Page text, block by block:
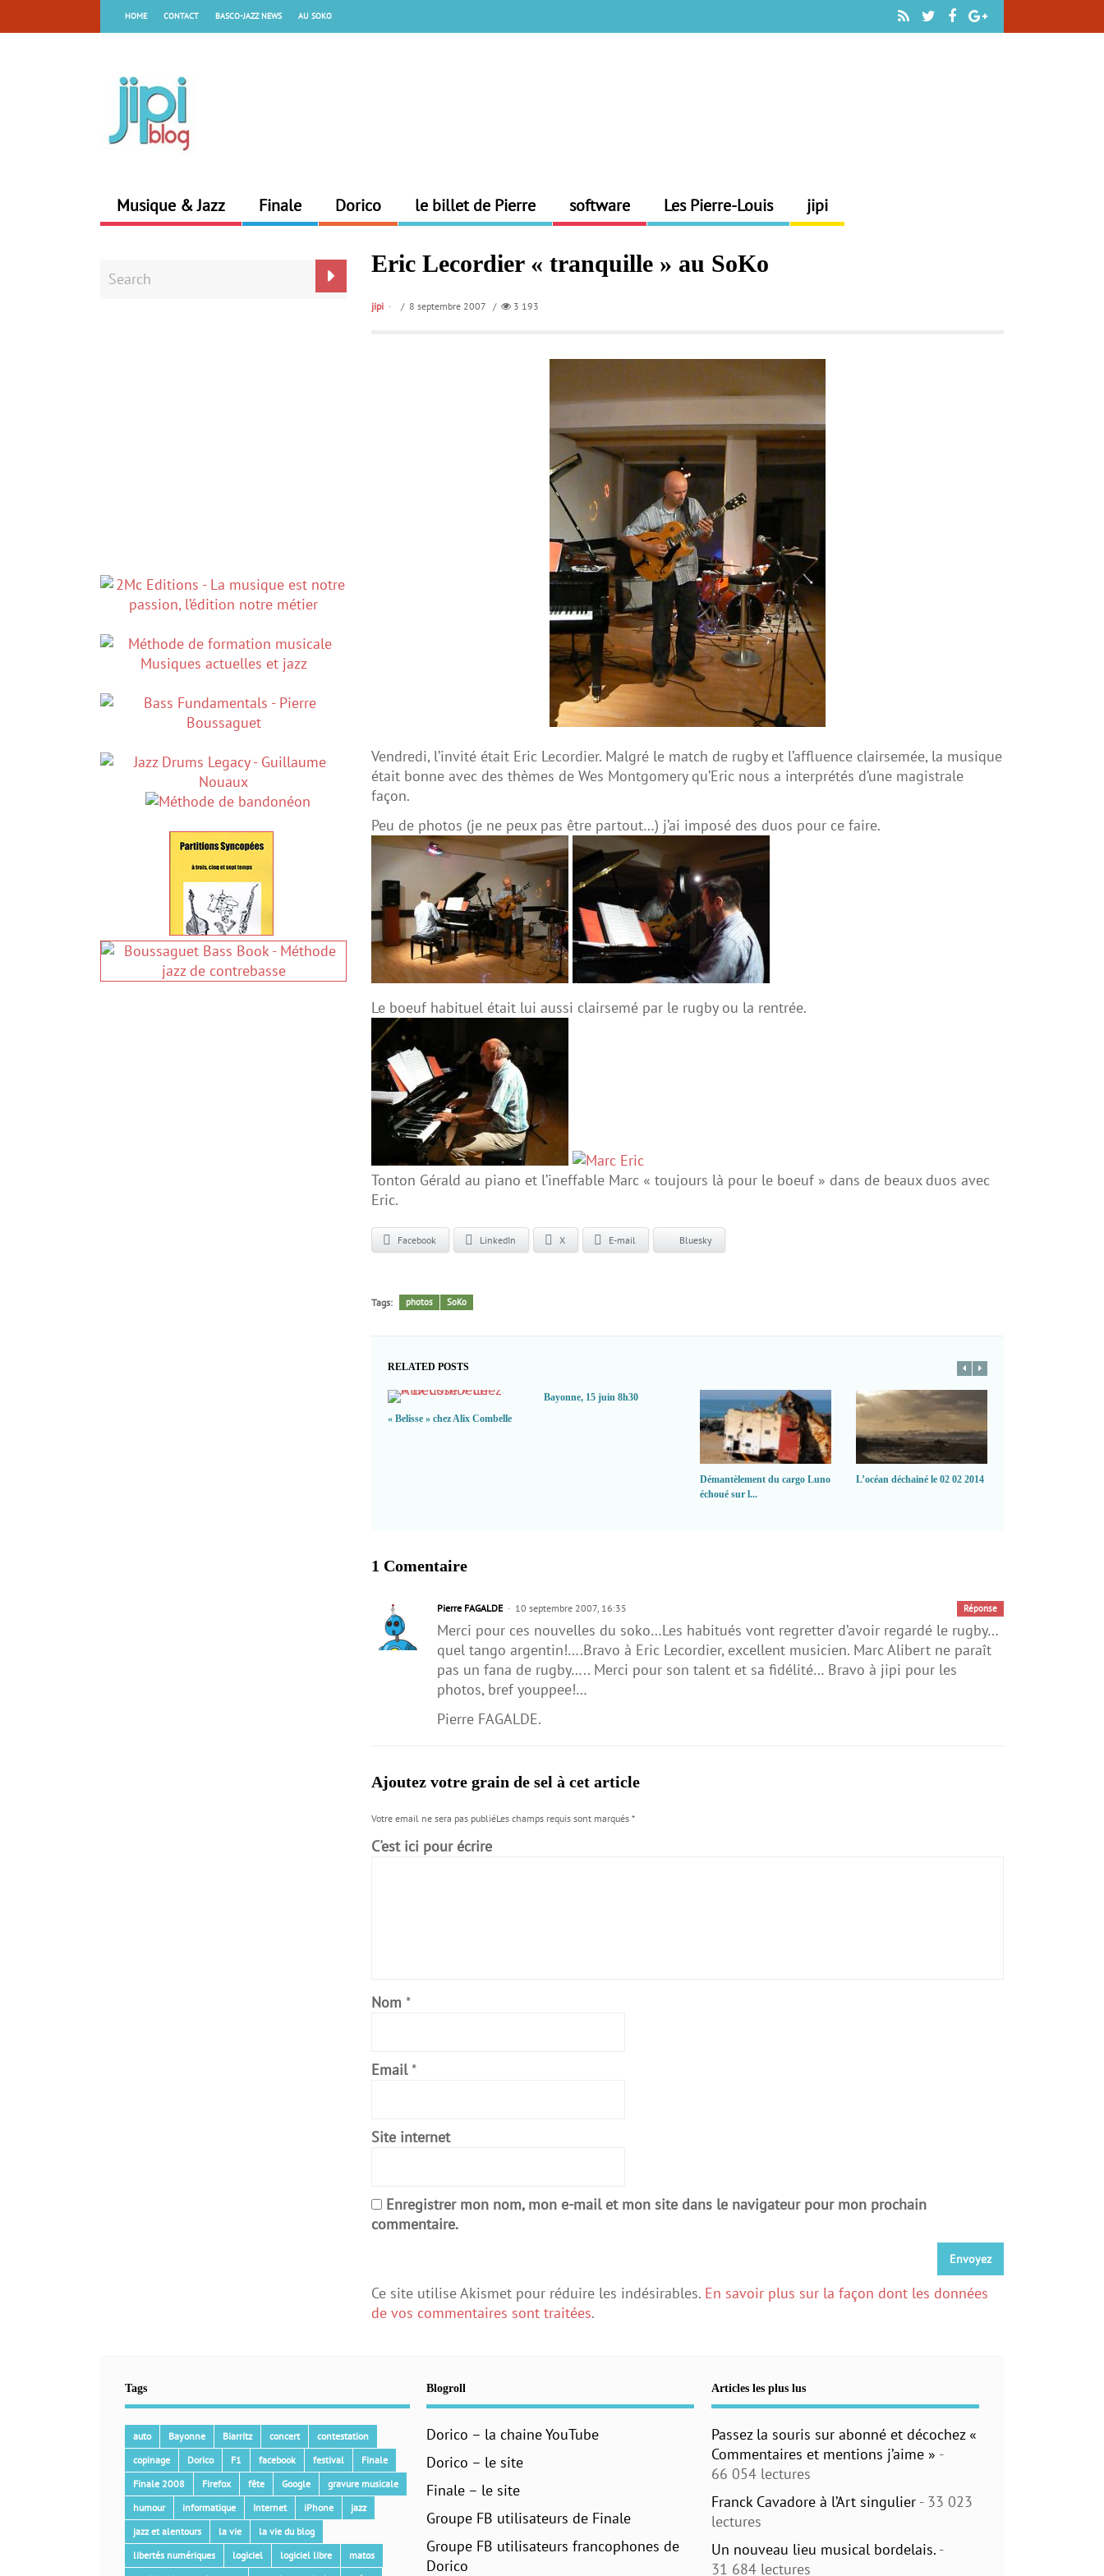
HOME CONTACT BASCO-JAZZ NEWS AU SOKO
Musique & Jazz Finale Dorico le billet de Pierre software Les Pierre-Louis jipi
Eric Lecordier « tranquille » au SoKo
jipi / 8 septembre 2007 / 3 193
Vendredi, l’invité était Eric Lecordier. Malgré le match de rugby et l’affluence clairsemée, la musique
était bonne avec des thèmes de Wes Montgomery qu’Eric nous a interprétés d’une magistrale
façon.
Peu de photos (je ne peux pas être partout…) j’ai imposé des duos pour ce faire.
Le boeuf habituel était lui aussi clairsemé par le rugby ou la rentrée.
Tonton Gérald au piano et l’ineffable Marc « toujours là pour le boeuf » dans de beaux duos avec
Eric.
Facebook LinkedIn X E-mail Bluesky
Tags: photos SoKo
RELATED POSTS
« Belisse » chez Alix Combelle
Bayonne, 15 juin 8h30
Démantèlement du cargo Luno
échoué sur l...
L’océan déchainé le 02 02 2014
1 Comentaire
Pierre FAGALDE 10 septembre 2007, 16:35 Réponse
Merci pour ces nouvelles du soko…Les habitués vont regretter d’avoir regardé le rugby…
quel tango argentin!….Bravo à Eric Lecordier, excellent musicien. Marc Alibert ne paraît
pas un fana de rugby….. Merci pour son talent et sa fidélité… Bravo à jipi pour les
photos, bref youppee!…
Pierre FAGALDE.
Ajoutez votre grain de sel à cet article
Votre email ne sera pas publiéLes champs requis sont marqués *
C'est ici pour écrire
Nom *
Email *
Site internet
Enregistrer mon nom, mon e-mail et mon site dans le navigateur pour mon prochain
commentaire.
Ce site utilise Akismet pour réduire les indésirables. En savoir plus sur la façon dont les données
de vos commentaires sont traitées.
Tags
auto Bayonne Biarritz concert
contestation
copinage
Dorico F1 facebook festival
Finale
Finale 2008
Firefox fête Google
gravure musicale
humour
informatique Internet iPhone
jazz
jazz et alentours
la vie
la vie du blog
libertés numériques
logiciel logiciel libre
matos
Blogroll
Dorico – la chaine YouTube
Dorico – le site
Finale – le site
Groupe FB utilisateurs de Finale
Groupe FB utilisateurs francophones de
Dorico
Articles les plus lus
Passez la souris sur abonné et décochez «
Commentaires et mentions j’aime » -
66 054 lectures
Franck Cavadore à l’Art singulier - 33 023
lectures
Un nouveau lieu musical bordelais. -
31 684 lectures